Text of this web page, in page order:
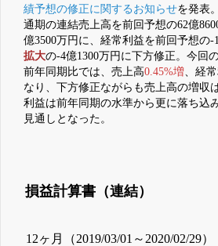
登録すると永久30%OFFと米株版
績予想の修正に関するお知らせを発表
通期の連結売上高を前回予想の62億
億3500万円に、経常利益を前回予想の-
拡大の-4億1300万円に下方修正。今回
前年同期比では、売上高0.45%増 、経
なり、下方修正ながらも売上高の増収
利益は前年同期の水準から更に落ち込
見通しとなった。
損益計算書（連結）
12ヶ月（2019/03/01～2020/02/29）